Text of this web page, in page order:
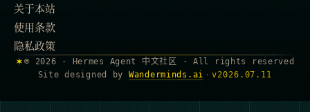
关于本站
使用条款
隐私政策
✶© 2026 · Hermes Agent 中文社区 · All rights reserved
Site designed by
Wanderminds.ai · v2026.07.11